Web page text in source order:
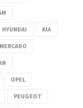
HYUNDAI KIA
MERCADO
OPEL
PEUGEOT